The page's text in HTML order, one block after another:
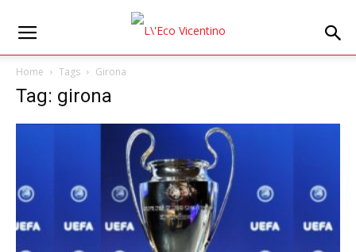
Home Tags Girona
Tag: girona